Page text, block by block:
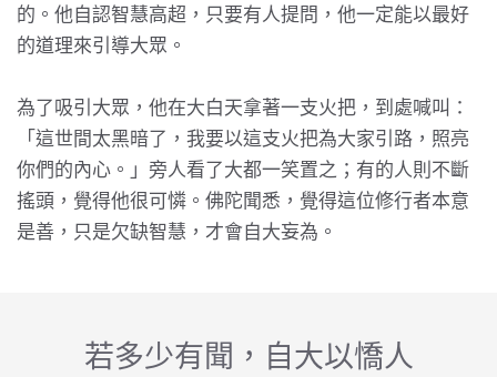
的。他自認智慧高超，只要有人提問，他一定能以最好
的道理來引導大眾。
為了吸引大眾，他在大白天拿著一支火把，到處喊叫：
「這世間太黑暗了，我要以這支火把為大家引路，照亮
你們的內心。」旁人看了大都一笑置之；有的人則不斷
搖頭，覺得他很可憐。佛陀聞悉，覺得這位修行者本意
是善，只是欠缺智慧，才會自大妄為。
若多少有聞，自大以憍人